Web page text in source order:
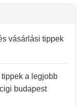
vásárlási tippek
a legjobb
budapest